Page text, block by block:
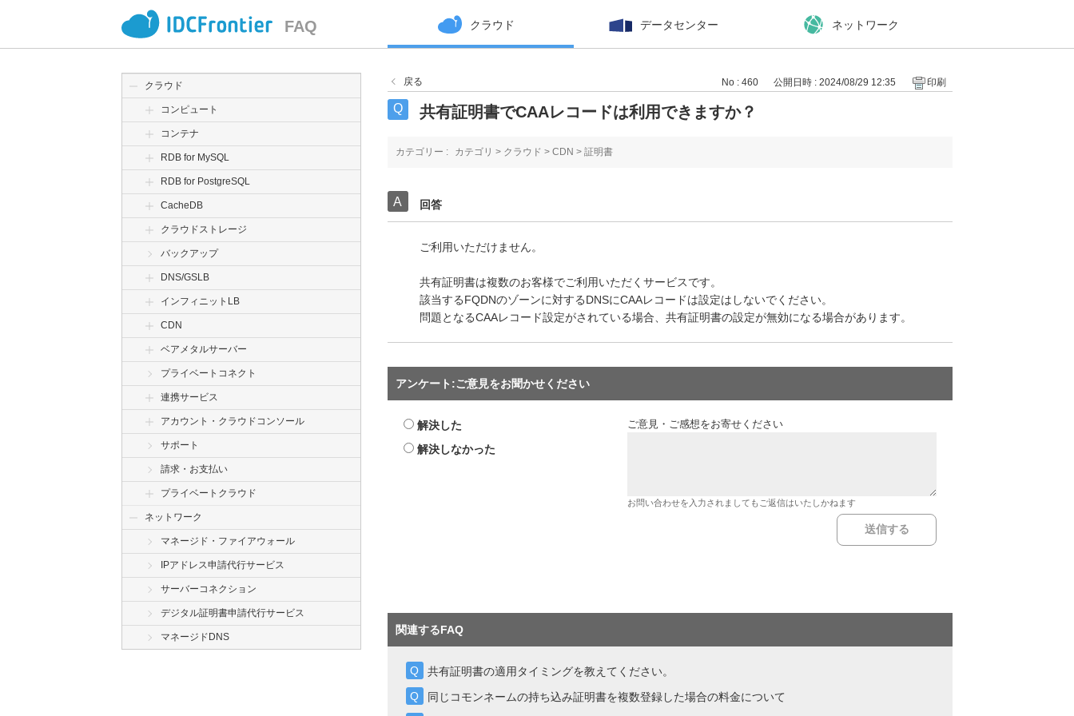
FAQ クラウド データセンター ネットワーク
クラウド
コンピュート
コンテナ
RDB for MySQL
RDB for PostgreSQL
CacheDB
クラウドストレージ
バックアップ
DNS/GSLB
インフィニットLB
CDN
ベアメタルサーバー
プライベートコネクト
連携サービス
アカウント・クラウドコンソール
サポート
請求・お支払い
プライベートクラウド
ネットワーク
マネージド・ファイアウォール
IPアドレス申請代行サービス
サーバーコネクション
デジタル証明書申請代行サービス
マネージドDNS
戻る No : 460 公開日時 : 2024/08/29 12:35 印刷
共有証明書でCAAレコードは利用できますか？
カテゴリー : カテゴリ > クラウド > CDN > 証明書
回答
ご利用いただけません。
共有証明書は複数のお客様でご利用いただくサービスです。
該当するFQDNのゾーンに対するDNSにCAAレコードは設定はしないでください。
問題となるCAAレコード設定がされている場合、共有証明書の設定が無効になる場合があります。
アンケート:ご意見をお聞かせください
解決した
解決しなかった
ご意見・ご感想をお寄せください
お問い合わせを入力されましてもご返信はいたしかねます
関連するFAQ
共有証明書の適用タイミングを教えてください。
同じコモンネームの持ち込み証明書を複数登録した場合の料金について